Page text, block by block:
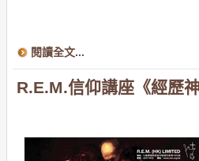
閱讀全文...
R.E.M.信仰講座《經歷